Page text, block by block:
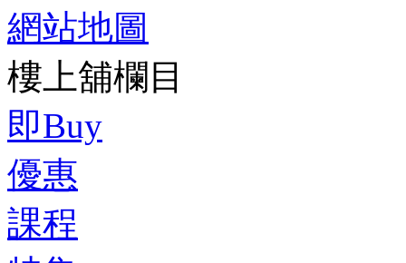
網站地圖
樓上舖欄目
即Buy
優惠
課程